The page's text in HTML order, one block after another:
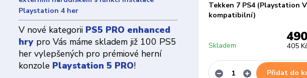
V nové kategorii PS5 PRO enhanced
hry pro Vás máme skladem již 100 PS5
her vylepšených pro prémiové herní
konzole Playstation 5 PRO!
Tekken 7 PS4 (Playstation
kompatibilní)
405
Skladem
Přidat do